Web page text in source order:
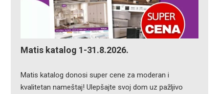
Matis katalog 1-31.8.2026.
Matis katalog donosi super cene za moderan i
kvalitetan nameštaj! Ulepšajte svoj dom uz pažljivo